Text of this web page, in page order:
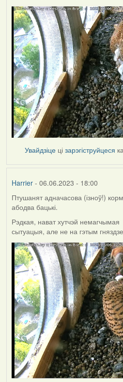
Увайдзіце цізарэгіструйцеся
Harrier- 06.06.2023 - 18:00
Птушанят адначасова (ізноў!)
абодва бацькі.
Рэдкая, нават хутчэй немагчымая
сытуацыя, але не на гэтым